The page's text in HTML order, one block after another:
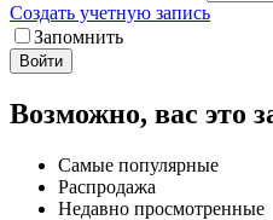
Создать учетную запись
Запомнить
Войти
Возможно, вас это
Самые популярные
Распродажа
Недавно просмотренные